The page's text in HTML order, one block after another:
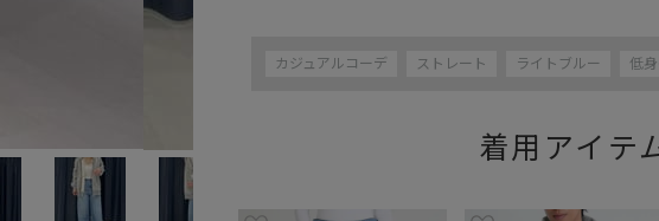
カジュアルコーデ ストレート ライトブルー 低
着用アイテ